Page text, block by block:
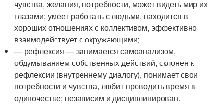
чувства, желания, потребности, может видеть мир их
глазами; умеет работать с людьми, находится в
хороших отношениях с коллективом, эффективно
взаимодействует с окружающими;
— рефлексия — занимается самоанализом,
обдумыванием собственных действий, склонен к
рефлексии (внутреннему диалогу), понимает свои
потребности и чувства, любит проводить время в
одиночестве; независим и дисциплинирован.